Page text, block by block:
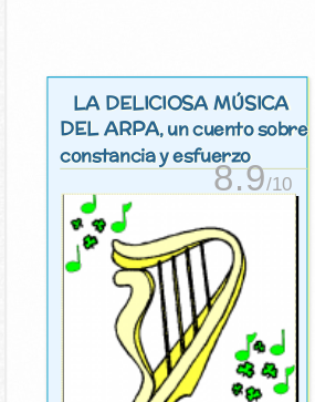
LA DELICIOSA MÚSICA
DEL ARPA, un cuento sobre
constancia y esfuerzo
8.9/10